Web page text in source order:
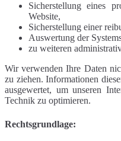
Sicherstellung eines
Website,
Sicherstellung einer
Auswertung der
zu weiteren
Wir verwenden Ihre Daten
zu ziehen. Informationen
ausgewertet, um unseren
Technik zu optimieren.
Rechtsgrundlage: